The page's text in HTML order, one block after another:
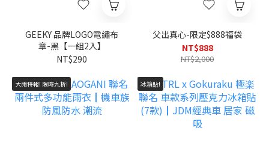
GEEKY 品牌LOGO電繡布
章-黑【一組2入】
NT$290
父出真心-限定$888福袋
NT$888
NT$2,000
大雨特報! 限時九折! 冰箱貼!